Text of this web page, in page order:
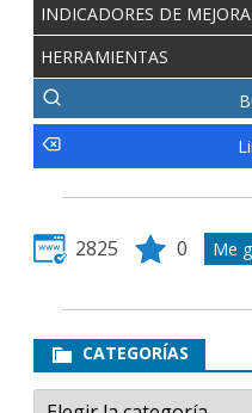
INDICADORES DE MEJORA
HERRAMIENTAS
2825 0
CATEGORÍAS
Categorías